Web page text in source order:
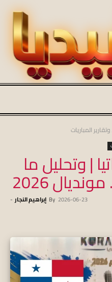
koraapedia
المباريات
| وتحليل ما
2026
By إبراهيم النجار - 2026-06-23